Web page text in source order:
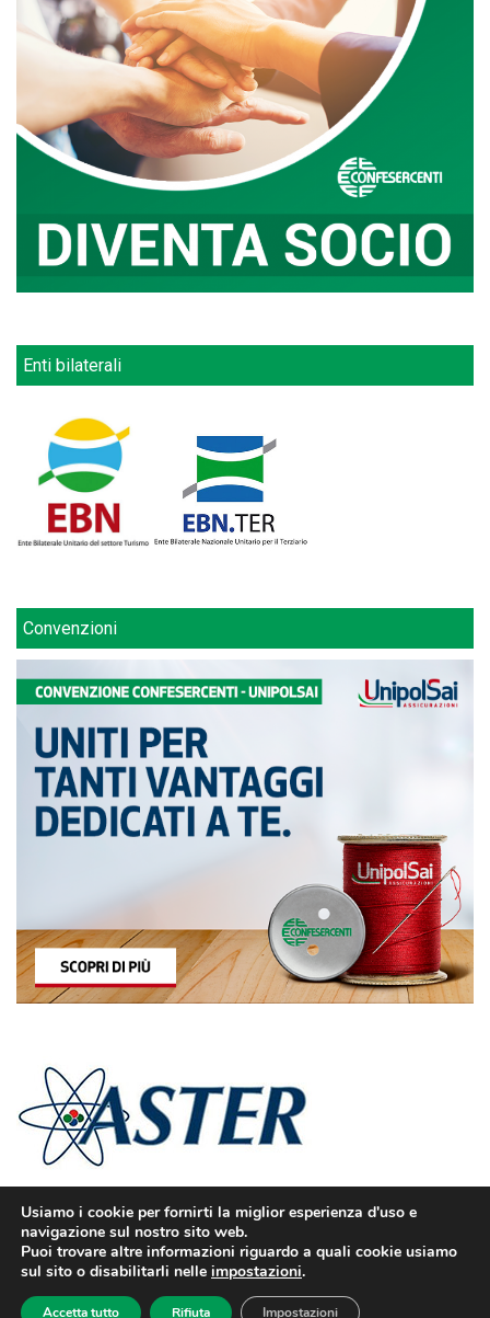
Enti bilaterali
Convenzioni
4746886 | Sito web sviluppato da
dm3
Usiamo i cookie per fornirti la miglior esperienza d'uso e
navigazione sul nostro sito web.
Puoi trovare altre informazioni riguardo a quali cookie usiamo
sul sito o disabilitarli nelle impostazioni.
Accetta tutto Rifiuta Impostazioni